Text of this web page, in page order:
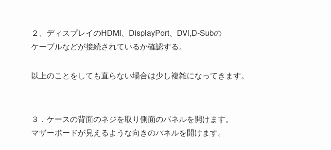
２、ディスプレイのHDMI、DisplayPort、DVI,D-Subの
ケーブルなどが接続されているか確認する。
以上のことをしても直らない場合は少し複雑になってきます。
３．ケースの背面のネジを取り側面のパネルを開けます。
マザーボードが見えるような向きのパネルを開けます。